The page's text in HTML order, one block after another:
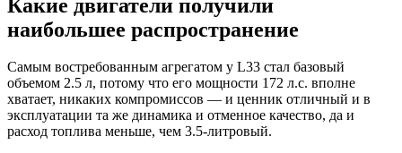
Какие двигатели получили
наибольшее распространение
Самым востребованным агрегатом у L33 стал базовый
объемом 2.5 л, потому что его мощности 172 л.с. вполне
хватает, никаких компромиссов — и ценник отличный и в
эксплуатации та же динамика и отменное качество, да и
расход топлива меньше, чем 3.5-литровый.